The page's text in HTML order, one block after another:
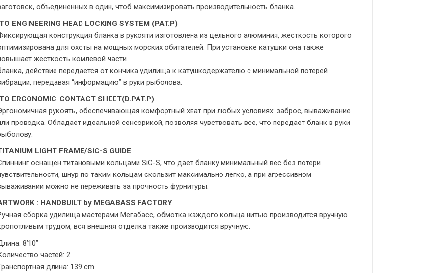
объединенных в один, чтоб максимизировать производительность бланка.
ENGINEERING HEAD LOCKING SYSTEM (PAT.P)
конструкция бланка в рукояти изготовлена ​​из цельного алюминия, жесткость которого
для охоты на мощных морских обитателей. При установке катушки она также
жесткость комлевой части
действие передается от кончика удилища к катушкодержателю с минимальной потерей
передавая “информацию” в руки рыболова.
ERGONOMIC-CONTACT SHEET(D.PAT.P)
рукоять, обеспечивающая комфортный хват при любых условиях: заброс, вываживание
проводка. Обладает идеальной сенсорикой, позволяя чувствовать все, что передает бланк в руки
LIGHT FRAME/SiC-S GUIDE
оснащен титановыми кольцами SiC-S, что дает бланку минимальный вес без потери
шнур по таким кольцам скользит максимально легко, а при агрессивном
можно не переживать за прочность фурнитуры.
: HANDBUILT by MEGABASS FACTORY
сборка удилища мастерами Мегабасс, обмотка каждого кольца нитью производится вручную
трудом, вся внешняя отделка также производится вручную.
8’10”
частей: 2
длина: 139 cm